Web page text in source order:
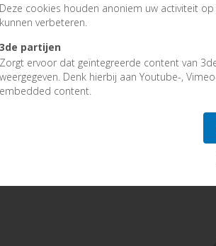
Deze cookies houden anoniem uw activiteit
kunnen verbeteren.
3de partijen
Zorgt ervoor dat geïntegreerde content van
weergegeven. Denk hierbij aan Youtube-,
embedded content.
om de
Maar in
de
het